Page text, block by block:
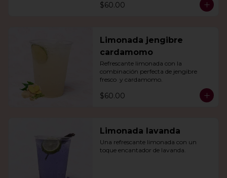
$60.00
Limonada jengibre
cardamomo
Refrescante limonada con la
combinación perfecta de jengibre
fresco  y cardamomo.
$60.00
Limonada lavanda
Una refrescante limonada con un
toque encantador de lavanda.